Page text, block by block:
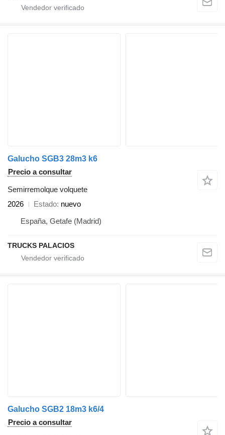
Galucho SGB3 28m3 k6
Precio a consultar
Semirremolque volquete
2026
Estado nuevo
España, Getafe (Madrid)
TRUCKS PALACIOS
Galucho SGB2 18m3 k6/4
Precio a consultar